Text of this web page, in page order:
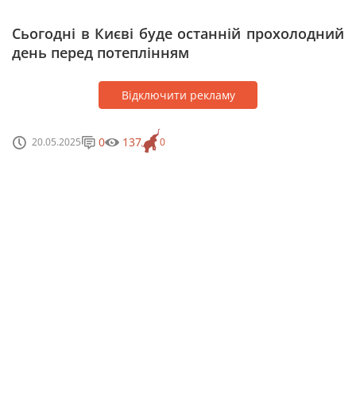
Сьогодні в Києві буде останній прохолодний
день перед потеплінням
Відключити рекламу
20.05.2025 0
0 137